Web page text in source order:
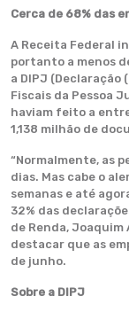
Cerca de 68% das
A Receita Federal
portanto a menos
a DIPJ (Declaração
Fiscais da Pessoa
haviam feito a
1,138 milhão de
“Normalmente, as
dias. Mas cabe o
semanas e até
32% das
de Renda, Joaquim
destacar que as
de junho.
Sobre a DIPJ